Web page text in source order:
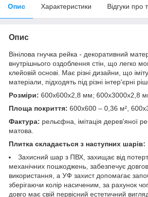
Опис Характеристики Відгуки про
Опис
Вінілова гнучка рейка - декоративний
внутрішнього оздоблення стін, що легко
клейовій основі. Має різні дизайни, що
матеріали, підходять під різні інтер'єрні
Розміри: 600х600х2,8 мм; 600х3000х2,8
Площа покриття: 600х600 – 0,36 м²,
Фактура: рельєфна, імітація дерев'яної
матова.
Плитка складається з наступних шарів:
Захисний шар з ПВХ, захищає від
механічних пошкоджень, забезпечує
використання, а УФ захист допомагає
зберігаючи колір насиченим, за рахунок
довго має свій первісний естетичний